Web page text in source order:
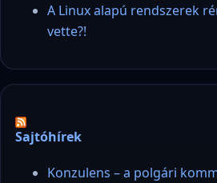
A Linux alapú rendszerek
vette?!
Sajtóhírek
Konzulens – a polgári